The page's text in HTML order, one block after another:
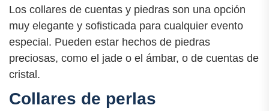
Los collares de cuentas y piedras son una opción
muy elegante y sofisticada para cualquier evento
especial. Pueden estar hechos de piedras
preciosas, como el jade o el ámbar, o de cuentas de
cristal.
Collares de perlas